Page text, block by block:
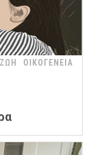
ΟΙΚΟΓΕΝΕΙΑ